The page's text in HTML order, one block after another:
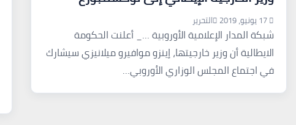
17 يونيو، 2019 التحرير
شبكة المدار الإعلامية الأوروبية …_ أعلنت الحكومة
الايطالية أن وزير خارجيتها، إينزو موافيرو ميلانيزي سيشارك
في اجتماع المجلس الوزاري الأوروبي…